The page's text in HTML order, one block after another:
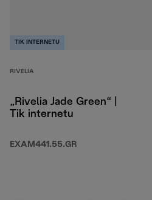
TIK INTERNETU
RIVELIA
„Rivelia Jade Green“ |
Tik internetu
EXAM441.55.GR